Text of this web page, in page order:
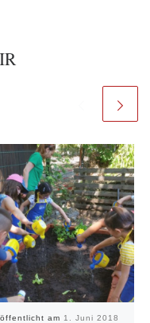
am 1. Juni 2018